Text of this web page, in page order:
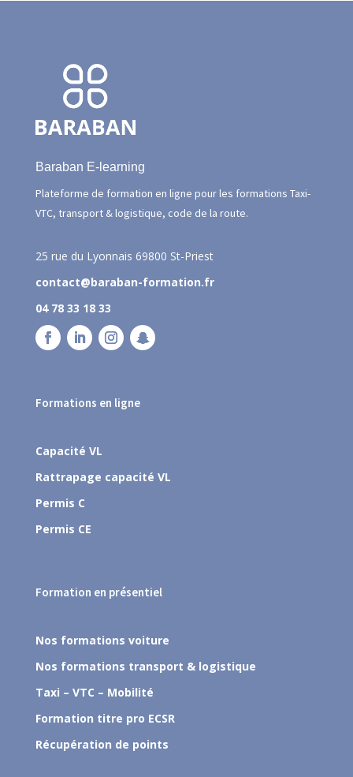
Baraban E-learning
Plateforme de formation en ligne pour les formations Taxi-
VTC, transport & logistique, code de la route.
25 rue du Lyonnais 69800 St-Priest
contact@baraban-formation.fr
04 78 33 18 33
Formations en ligne
Capacité VL
Rattrapage capacité VL
Permis C
Permis CE
Formation en présentiel
Nos formations voiture
Nos formations transport & logistique
Taxi – VTC – Mobilité
Formation titre pro ECSR
Récupération de points